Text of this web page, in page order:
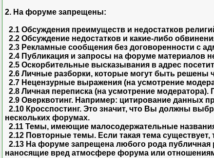
2. На форуме запрещены:
2.1 Обсуждения преимуществ и недостатков
2.2 Обсуждение недостатков и какие-либо
2.3 Рекламные сообщения без договоренности с
2.4 Публикация и запросы на форуме материалов
2.5 Оскорбительные высказывания в адрес
2.6 Личные разборки, которые могут быть решены
2.7 Нецензурные выражения (на усмотрение
2.8 Личная переписка (на усмотрение модератора).
2.9 Оверквотинг. Например: цитирование данных
2.10 Кросспостинг. Это значит, что Вы должны
нескольких форумах.
2.11 Темы, имеющие малосодержательные
2.12 Повторные темы. Если такая тема
2.13 На форуме запрещена любого рода
наносящие вред атмосфере форума или